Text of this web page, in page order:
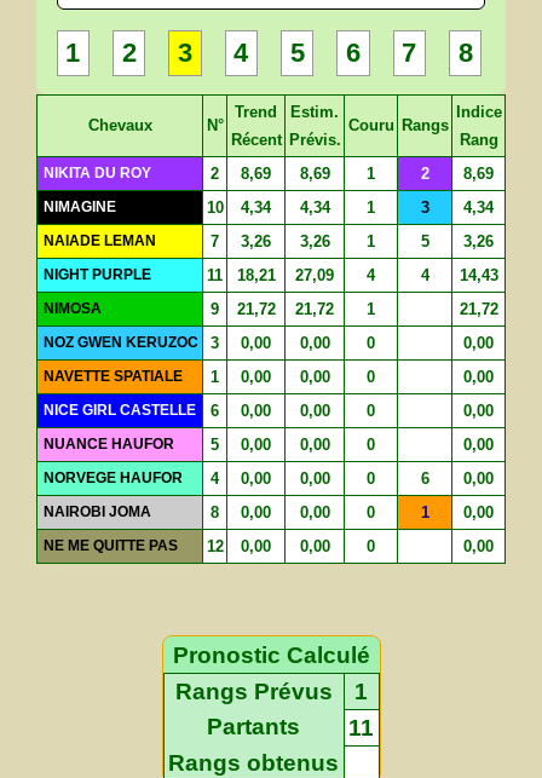
1 2 3 4 5 6 7 8
Chevaux N°
Trend
Récent
Estim.
Prévis.
Couru Rangs
Indice
Rang
NIKITA DU ROY 2 8,69 8,69 1 2 8,69
NIMAGINE 10 4,34 4,34 1 3 4,34
NAIADE LEMAN 7 3,26 3,26 1 5 3,26
NIGHT PURPLE 11 18,21 27,09 4 4 14,43
NIMOSA 9 21,72 21,72 1 21,72
NOZ GWEN KERUZOC 3 0,00 0,00 0 0,00
NAVETTE SPATIALE 1 0,00 0,00 0 0,00
NICE GIRL CASTELLE 6 0,00 0,00 0 0,00
NUANCE HAUFOR 5 0,00 0,00 0 0,00
NORVEGE HAUFOR 4 0,00 0,00 0 6 0,00
NAIROBI JOMA 8 0,00 0,00 0 1 0,00
NE ME QUITTE PAS 12 0,00 0,00 0 0,00
Pronostic Calculé
Rangs Prévus
1
Partants
11
Rangs obtenus